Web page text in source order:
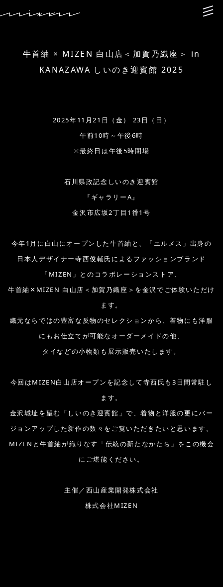
牛首紬 × MIZEN 白山店＜加賀乃織座＞ in
KANAZAWA しいのき迎賓館 2025
2025年11月21日（金） 23日（日）
午前10時～午後6時
※最終日は午後5時閉場
石川県政記念しいのき迎賓館
『ギャラリーA』
金沢市広坂2丁目1番1号
今年1月に白山にオープンした牛首紬と、「エルメス」出身の
日本人デザイナー寺西俊輔氏によるファッションブランド
「MIZEN」とのコラボレーションストア、
牛首紬✕MIZEN 白山店＜加賀乃織座＞を金沢でご体験いただけ
ます。
織元ならではの豊富な反物のセレクションから、着物にも洋服
にもお仕立てが可能なオーダーメイドの他、
タイなどの小物類も展示販売いたします。
今回はMIZEN白山店オープンを記念して寺西氏も3日間常駐し
ます。
金沢城址を望む「しいのき迎賓館」で、着物と洋服の更にバー
ジョンアップした新作の数々をご覧いただきたいと思います。
MIZENと牛首紬が織りなす「伝統の新たなかたち」をこの機会
にご堪能ください。
主催／西山産業開発株式会社
株式会社MIZEN